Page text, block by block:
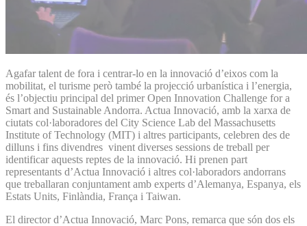
Agafar talent de fora i centrar-lo en la innovació d’eixos com la
mobilitat, el turisme però també la projecció urbanística i l’energia,
és l’objectiu principal del primer Open Innovation Challenge for a
Smart and Sustainable Andorra. Actua Innovació, amb la xarxa de
ciutats col·laboradores del City Science Lab del Massachusetts
Institute of Technology (MIT) i altres participants, celebren des de
dilluns i fins divendres vinent diverses sessions de treball per
identificar aquests reptes de la innovació. Hi prenen part
representants d’Actua Innovació i altres col·laboradors andorrans
que treballaran conjuntament amb experts d’Alemanya, Espanya, els
Estats Units, Finlàndia, França i Taiwan.
El director d’Actua Innovació, Marc Pons, remarca que són dos els